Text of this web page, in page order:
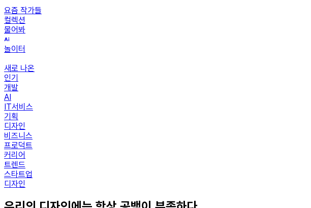
요즘 작가들
컬렉션
물어봐
놀이터
새로 나온
인기
개발
AI
IT서비스
기획
디자인
비즈니스
프로덕트
커리어
트렌드
스타트업
디자인